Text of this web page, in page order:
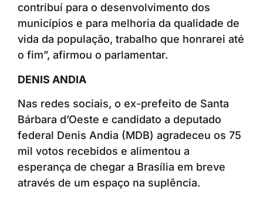
contribuí para o desenvolvimento dos
municípios e para melhoria da qualidade de
vida da população, trabalho que honrarei até
o fim”, afirmou o parlamentar.
DENIS ANDIA
Nas redes sociais, o ex-prefeito de Santa
Bárbara d’Oeste e candidato a deputado
federal Denis Andia (MDB) agradeceu os 75
mil votos recebidos e alimentou a
esperança de chegar a Brasília em breve
através de um espaço na suplência.